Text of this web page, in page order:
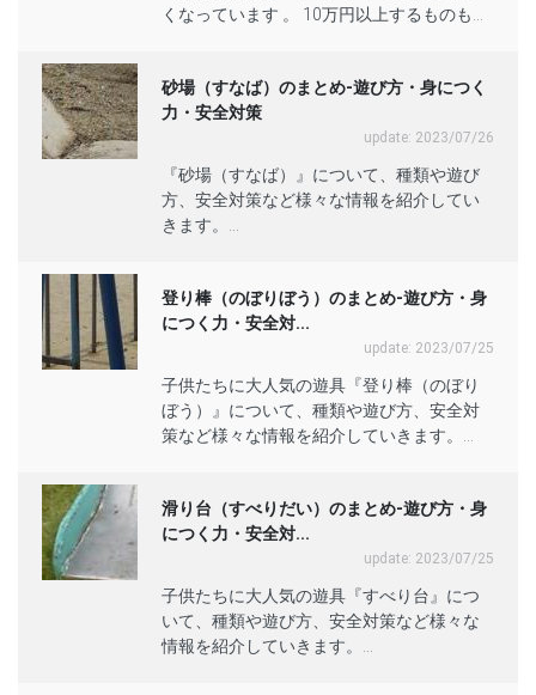
くなっています 。 10万円以上するものも...
砂場（すなば）のまとめ-遊び方・身につく
力・安全対策
update: 2023/07/26
『砂場（すなば）』について、種類や遊び
方、安全対策など様々な情報を紹介してい
きます。...
登り棒（のぼりぼう）のまとめ-遊び方・身
につく力・安全対...
update: 2023/07/25
子供たちに大人気の遊具『登り棒（のぼり
ぼう）』について、種類や遊び方、安全対
策など様々な情報を紹介していきます。...
滑り台（すべりだい）のまとめ-遊び方・身
につく力・安全対...
update: 2023/07/25
子供たちに大人気の遊具『すべり台』につ
いて、種類や遊び方、安全対策など様々な
情報を紹介していきます。...